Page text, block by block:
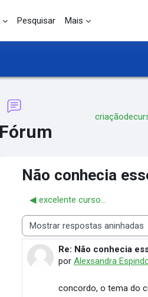
Pesquisar Mais
Fórum
Não conhecia
◀︎ excelente curso...
Modo de visualização
Re: Não conhecia
porAlexsandra
Número de respostas:
concordo, o tema do